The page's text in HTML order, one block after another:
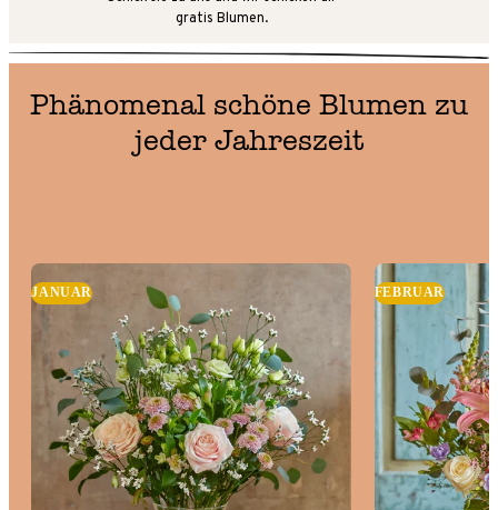
gratis Blumen.
Phänomenal schöne Blumen zu
jeder Jahreszeit
JANUAR FEBRUAR